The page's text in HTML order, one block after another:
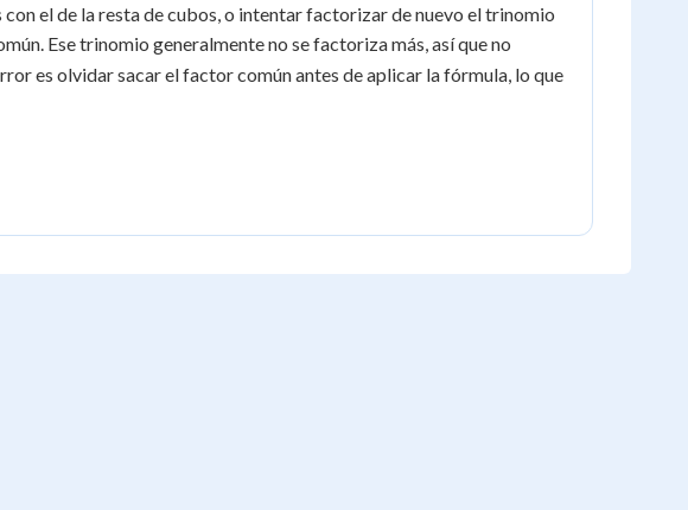
el de la resta de cubos, o intentar factorizar de nuevo el trinomio
ab
Ese trinomio generalmente no se factoriza más, así que no
es olvidar sacar el factor común antes de aplicar la fórmula, lo que